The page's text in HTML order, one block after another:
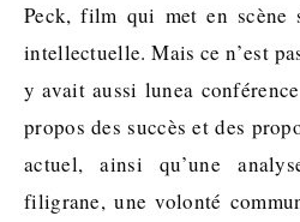
Peck, film qui met en scène
intellectuelle. Mais ce n’est
y avait aussi lunea
propos des succès et des
actuel, ainsi qu’une
filigrane, une volonté